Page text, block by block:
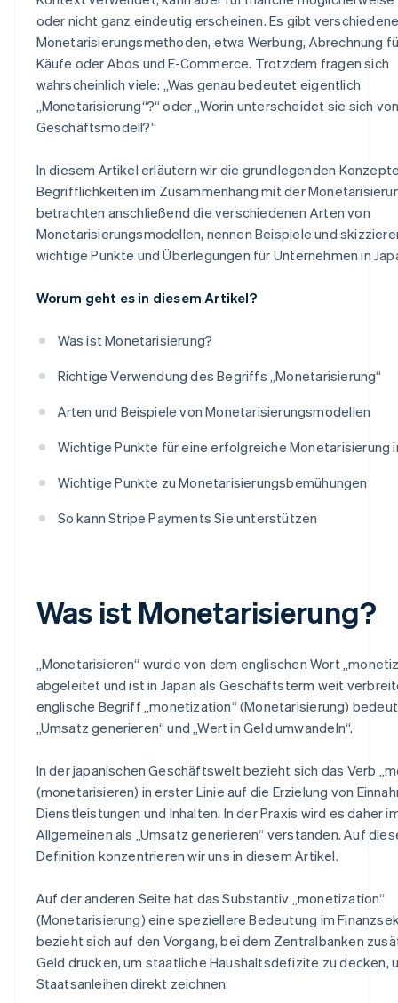
oder nicht ganz eindeutig erscheinen. Es gibt
Monetarisierungsmethoden, etwa Werbung, Abrechnung
Käufe oder Abos und E-Commerce. Trotzdem fragen sich
wahrscheinlich viele: „Was genau bedeutet eigentlich
„Monetarisierung“?“ oder „Worin unterscheidet sie sich
Geschäftsmodell?“
In diesem Artikel erläutern wir die grundlegenden
Begrifflichkeiten im Zusammenhang mit der
betrachten anschließend die verschiedenen Arten von
Monetarisierungsmodellen, nennen Beispiele und
wichtige Punkte und Überlegungen für Unternehmen in
Worum geht es in diesem Artikel?
Was ist Monetarisierung?
Richtige Verwendung des Begriffs „Monetarisierung“
Arten und Beispiele von Monetarisierungsmodellen
Wichtige Punkte für eine erfolgreiche Monetarisierung
Wichtige Punkte zu Monetarisierungsbemühungen
So kann Stripe Payments Sie unterstützen
Was ist Monetarisierung?
„Monetarisieren“ wurde von dem englischen Wort
abgeleitet und ist in Japan als Geschäftsterm weit
englische Begriff „monetization“ (Monetarisierung)
„Umsatz generieren“ und „Wert in Geld umwandeln“.
In der japanischen Geschäftswelt bezieht sich das Verb
(monetarisieren) in erster Linie auf die Erzielung von
Dienstleistungen und Inhalten. In der Praxis wird es daher
Allgemeinen als „Umsatz generieren“ verstanden. Auf
Definition konzentrieren wir uns in diesem Artikel.
Auf der anderen Seite hat das Substantiv „monetization“
(Monetarisierung) eine speziellere Bedeutung im
bezieht sich auf den Vorgang, bei dem Zentralbanken
Geld drucken, um staatliche Haushaltsdefizite zu decken,
Staatsanleihen direkt zeichnen.